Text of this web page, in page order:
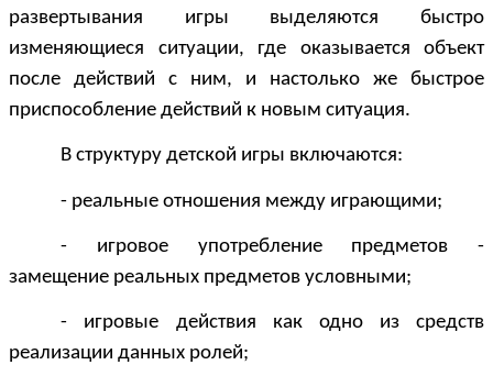
развертывания игры выделяются быстро
изменяющиеся ситуации, где оказывается объект
после действий с ним, и настолько же быстрое
приспособление действий к новым ситуация.
В структуру детской игры включаются:
- реальные отношения между играющими;
- игровое употребление предметов -
замещение реальных предметов условными;
- игровые действия как одно из средств
реализации данных ролей;